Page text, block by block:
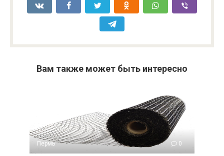
Вам также может быть интересно
Пермь 0